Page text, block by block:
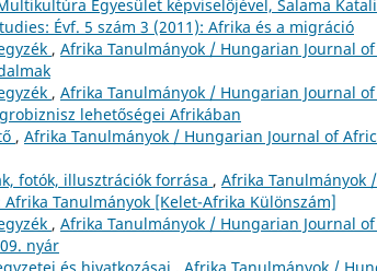
Egyesület képviselőjével, Salama
Évf. 5 szám 3 (2011): Afrika és a migráció
, Afrika Tanulmányok / Hungarian Journal
, Afrika Tanulmányok / Hungarian Journal
lehetőségei Afrikában
, Afrika Tanulmányok / Hungarian Journal of
fotók, illusztrációk forrása , Afrika Tanulmányok
Afrika Tanulmányok [Kelet-Afrika Különszám]
, Afrika Tanulmányok / Hungarian Journal
nyár